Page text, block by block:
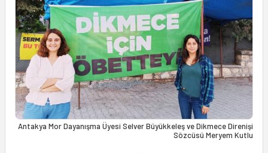
Antakya Mor Dayanışma Üyesi Selver Büyükkeleş ve Dikmece Direnişi
Sözcüsü Meryem Kutlu